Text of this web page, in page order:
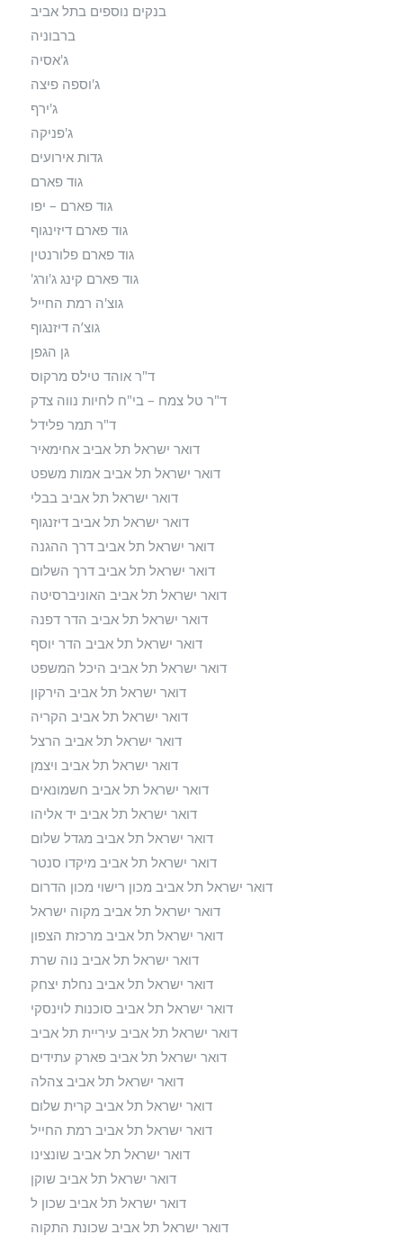
בנקים נוספים בתל אביב
ברבוניה
ג'אסיה
ג'וספה פיצה
ג'ירף
ג'פניקה
גדות אירועים
גוד פארם
גוד פארם – יפו
גוד פארם דיזינגוף
גוד פארם פלורנטין
גוד פארם קינג ג'ורג'
גוצ'ה רמת החייל
גוצ’ה דיזנגוף
גן הגפן
ד"ר אוהד טילס מרקוס
ד"ר טל צמח – בי"ח לחיות נווה צדק
ד"ר תמר פלידל
דואר ישראל תל אביב אחימאיר
דואר ישראל תל אביב אמות משפט
דואר ישראל תל אביב בבלי
דואר ישראל תל אביב דיזנגוף
דואר ישראל תל אביב דרך ההגנה
דואר ישראל תל אביב דרך השלום
דואר ישראל תל אביב האוניברסיטה
דואר ישראל תל אביב הדר דפנה
דואר ישראל תל אביב הדר יוסף
דואר ישראל תל אביב היכל המשפט
דואר ישראל תל אביב הירקון
דואר ישראל תל אביב הקריה
דואר ישראל תל אביב הרצל
דואר ישראל תל אביב ויצמן
דואר ישראל תל אביב חשמונאים
דואר ישראל תל אביב יד אליהו
דואר ישראל תל אביב מגדל שלום
דואר ישראל תל אביב מיקדו סנטר
דואר ישראל תל אביב מכון רישוי מכון הדרום
דואר ישראל תל אביב מקוה ישראל
דואר ישראל תל אביב מרכזת הצפון
דואר ישראל תל אביב נוה שרת
דואר ישראל תל אביב נחלת יצחק
דואר ישראל תל אביב סוכנות לוינסקי
דואר ישראל תל אביב עיריית תל אביב
דואר ישראל תל אביב פארק עתידים
דואר ישראל תל אביב צהלה
דואר ישראל תל אביב קרית שלום
דואר ישראל תל אביב רמת החייל
דואר ישראל תל אביב שונצינו
דואר ישראל תל אביב שוקן
דואר ישראל תל אביב שכון ל
דואר ישראל תל אביב שכונת התקוה